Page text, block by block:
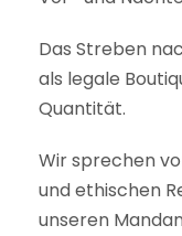
Das Streben
als legale
Quantität.
Wir sprechen
und ethischen
unseren